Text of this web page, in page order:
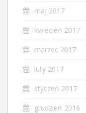
maj 2017
kwiecień 2017
marzec 2017
luty 2017
styczeń 2017
grudzień 2016